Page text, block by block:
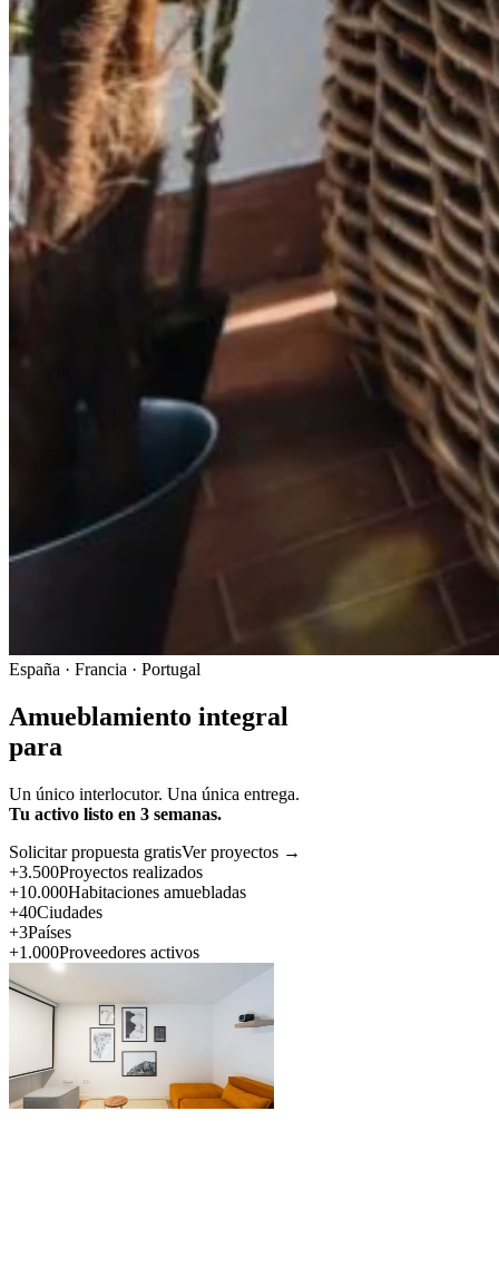
España · Francia · Portugal
Amueblamiento integral
para
Un único interlocutor. Una única entrega.
Tu activo listo en 3 semanas.
Solicitar propuesta gratisVer proyectos →
+3.500Proyectos realizados
+10.000Habitaciones amuebladas
+40Ciudades
+3Países
+1.000Proveedores activos